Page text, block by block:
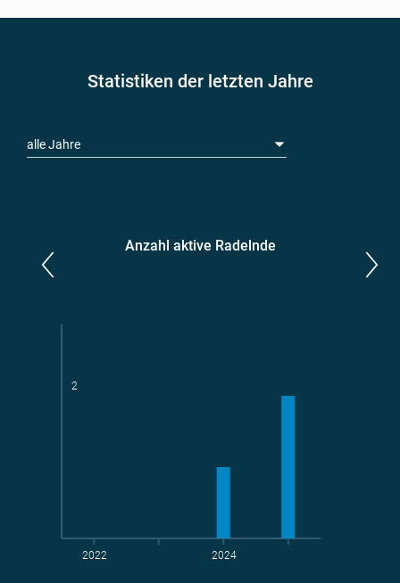
Statistiken der letzten Jahre
alle Jahre
-Vermeidung
Anzahl aktive Radelnde
2022 2024
2